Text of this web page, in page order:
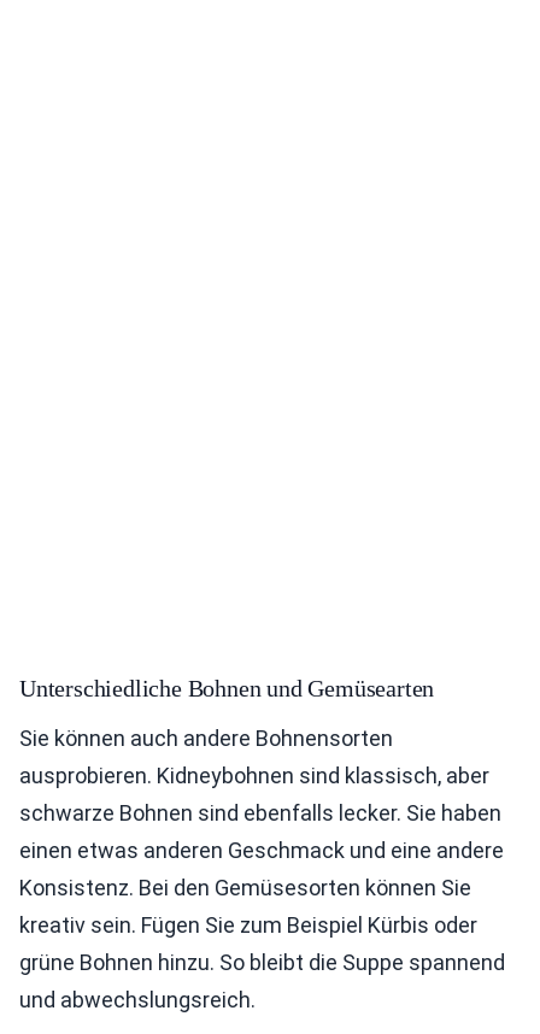
Unterschiedliche Bohnen und Gemüsearten
Sie können auch andere Bohnensorten
ausprobieren. Kidneybohnen sind klassisch, aber
schwarze Bohnen sind ebenfalls lecker. Sie haben
einen etwas anderen Geschmack und eine andere
Konsistenz. Bei den Gemüsesorten können Sie
kreativ sein. Fügen Sie zum Beispiel Kürbis oder
grüne Bohnen hinzu. So bleibt die Suppe spannend
und abwechslungsreich.